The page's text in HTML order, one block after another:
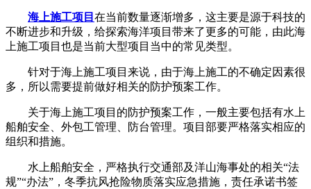
海上施工项目 在当前数量逐渐增多，这主要是源于科技的
不断进步和升级，给探索海洋项目带来了更多的可能，由此海
上施工项目也是当前大型项目当中的常见类型。
针对于海上施工项目来说，由于海上施工的不确定因素很
多，所以需要提前做好相关的防护预案工作。
关于海上施工项目的防护预案工作，一般主要包括有水上
船舶安全、外包工管理、防台管理。项目部要严格落实相应的
组织和措施。
水上船舶安全，严格执行交通部及洋山海事处的相关“法
规”“办法”，冬季抗风抢险物质落实应急措施，责任承诺书签